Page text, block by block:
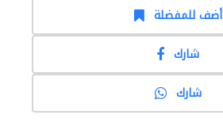
أضف للمفضلة
شارك
شارك